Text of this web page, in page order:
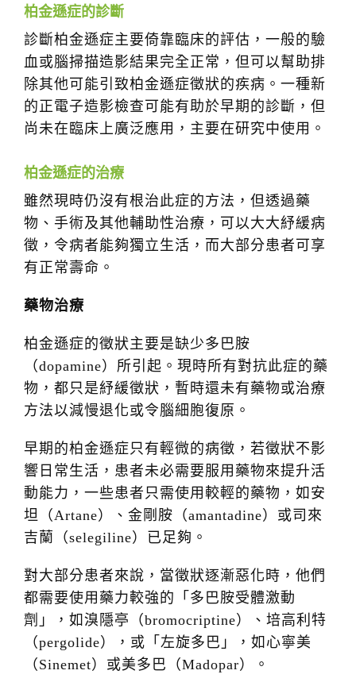
柏金遜症的診斷
診斷柏金遜症主要倚靠臨床的評估，一般的驗
血或腦掃描造影結果完全正常，但可以幫助排
除其他可能引致柏金遜症徵狀的疾病。一種新
的正電子造影檢查可能有助於早期的診斷，但
尚未在臨床上廣泛應用，主要在研究中使用。
柏金遜症的治療
雖然現時仍沒有根治此症的方法，但透過藥
物、手術及其他輔助性治療，可以大大紓緩病
徵，令病者能夠獨立生活，而大部分患者可享
有正常壽命。
藥物治療
柏金遜症的徵狀主要是缺少多巴胺
（dopamine）所引起。現時所有對抗此症的藥
物，都只是紓緩徵狀，暫時還未有藥物或治療
方法以減慢退化或令腦細胞復原。
早期的柏金遜症只有輕微的病徵，若徵狀不影
響日常生活，患者未必需要服用藥物來提升活
動能力，一些患者只需使用較輕的藥物，如安
坦（Artane）、金剛胺（amantadine）或司來
吉蘭（selegiline）已足夠。
對大部分患者來說，當徵狀逐漸惡化時，他們
都需要使用藥力較強的「多巴胺受體激動
劑」，如溴隱亭（bromocriptine）、培高利特
（pergolide），或「左旋多巴」，如心寧美
（Sinemet）或美多巴（Madopar）。